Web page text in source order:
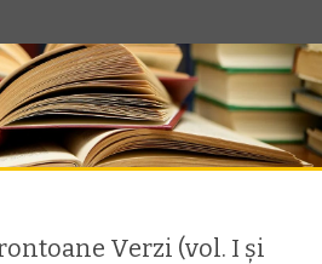
Verzi (vol. I și